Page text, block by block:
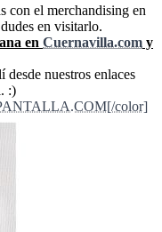
con el merchandising en
en visitarlo.
en Cuernavilla.com y
nuestros enlaces
:)
color]